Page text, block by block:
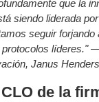
que la
siendo liderada
seguir
protocolos líderes."
Janus
de la